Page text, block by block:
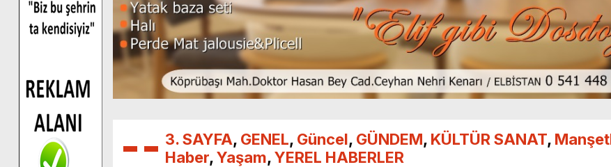
3. SAYFA, GENEL, Güncel, GÜNDEM, KÜLTÜR SANAT,
Haber,Yaşam,YEREL HABERLER